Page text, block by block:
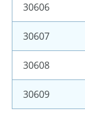
30606
30607
30608
30609